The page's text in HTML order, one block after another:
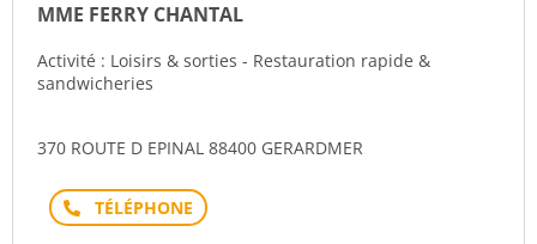
MME FERRY CHANTAL
Activité : Loisirs & sorties - Restauration rapide &
sandwicheries
370 ROUTE D EPINAL 88400 GERARDMER
Téléphone